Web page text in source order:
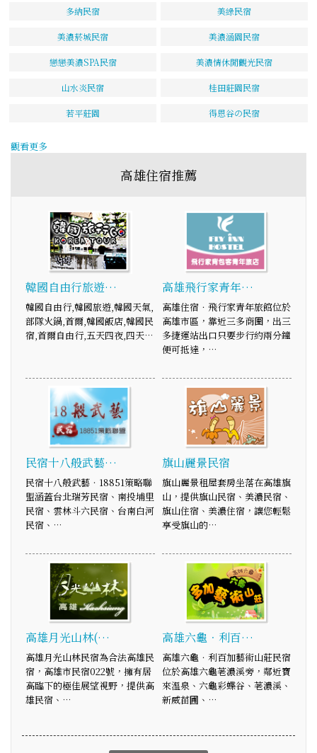
多納民宿 美綠民宿
美濃菸城民宿 美濃涵園民宿
戀戀美濃SPA民宿 美濃情休閒觀光民宿
山水炎民宿 桂田莊園民宿
若平莊園 得恩谷の民宿
觀看更多
高雄住宿推薦
韓國自由行旅遊…
韓國自由行,韓國旅遊,韓國天氣,
部隊火鍋,首爾,韓國飯店,韓國民
宿,首爾自由行,五天四夜,四天…
高雄飛行家青年…
高雄住宿．飛行家青年旅館位於
高雄市區，靠近三多商圈，出三
多捷運站出口只要步行約兩分鐘
便可抵達，…
民宿十八般武藝…
民宿十八般武藝‧18851策略聯
盟涵蓋台北瑞芳民宿、南投埔里
民宿、雲林斗六民宿、台南白河
民宿、…
旗山麗景民宿
旗山麗景租屋套房坐落在高雄旗
山，提供旗山民宿、美濃民宿、
旗山住宿、美濃住宿，讓您輕鬆
享受旗山的…
高雄月光山林(…
高雄月光山林民宿為合法高雄民
宿，高雄市民宿022號，擁有居
高臨下的極佳展望視野，提供高
雄民宿、…
高雄六龜．利百…
高雄六龜．利百加藝術山莊民宿
位於高雄六龜荖濃溪旁，鄰近寶
來溫泉、六龜彩蝶谷、荖濃溪、
新威苗圃、…